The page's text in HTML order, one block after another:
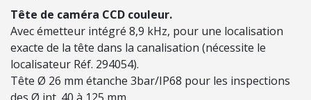
/
É
C
Tête de caméra CCD couleur.
Avec émetteur intégré 8,9 kHz, pour une localisation
exacte de la tête dans la canalisation (nécessite le
localisateur Réf. 294054).
Tête Ø 26 mm étanche 3bar/IP68 pour les inspections